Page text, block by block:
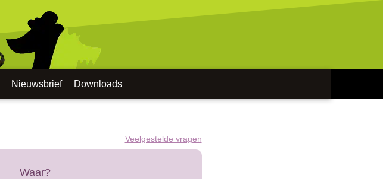
Nieuwsbrief Downloads
Veelgestelde vragen
Waar?